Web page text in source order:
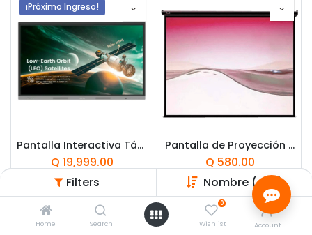
Filters Nombre (A-Z)
Home Search
0
Wishlist Account
¡Próximo Ingreso!
Pantalla Interactiva Táctil 75" RE7504 BenQ 4K UHD IPS USB-C Android
Q 19,999.00
Pantalla de Proyección 86" Klip Xtreme Manual KPS-302
Q 580.00